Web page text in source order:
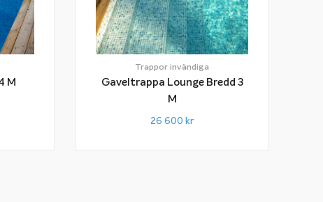
M
Trappor invändiga
Gaveltrappa Lounge Bredd 3
M
26 600 kr